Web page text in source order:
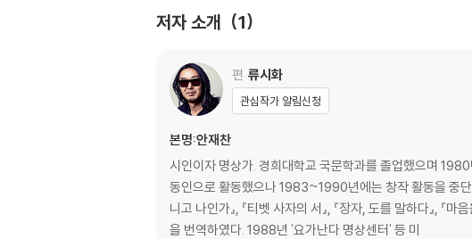
인생 거울
나는 배웠다
침묵의 소리
생이 끝났을 때
중세기 회교도의 충고
별들의 침묵
사람과의 거리
천 사람 중의 한 사람
첫눈에 반한 사랑
저자 소개 1
편 류시화
관심작가 알림신청
본명:안재찬
시인이자 명상가. 경희대학교 국문학과를 졸업했으며
동인으로 활동했으나 1983~1990년에는 창작 활동을 중단
니고 나인가』, 『티벳 사자의 서』, 『장자, 도를 말하다』,
을 번역하였다. 1988년 '요가난다 명상센터' 등 미